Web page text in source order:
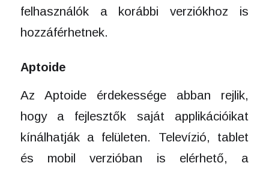
felhasználók a korábbi verziókhoz is
hozzáférhetnek.
Aptoide
Az Aptoide érdekessége abban rejlik,
hogy a fejlesztők saját applikációikat
kínálhatják a felületen. Televízió, tablet
és mobil verzióban is elérhető, a